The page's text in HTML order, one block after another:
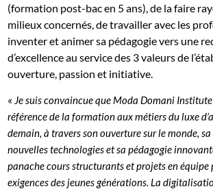
(formation post-bac en 5 ans), de la faire
milieux concernés, de travailler avec les
inventer et animer sa pédagogie vers une
d’excellence au service des 3 valeurs de
ouverture, passion et initiative.
« Je suis convaincue que Moda Domani Institute
référence de la formation aux métiers du luxe
demain, à travers son ouverture sur le monde,
nouvelles technologies et sa pédagogie
panache cours structurants et projets en équipe
exigences des jeunes générations. La